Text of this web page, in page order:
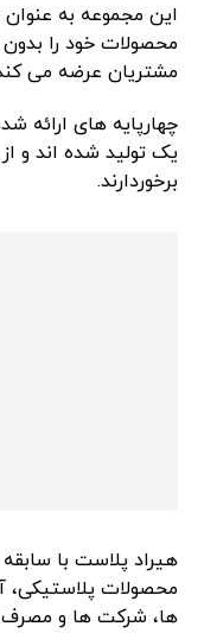
این مجموعه به
محصولات خود را
مشتریان عرضه می
چهارپایه های ارائه
یک تولید شده اند و از
برخوردارند.
هیراد پلاست با
محصولات پلاستیکی،
ها، شرکت ها و